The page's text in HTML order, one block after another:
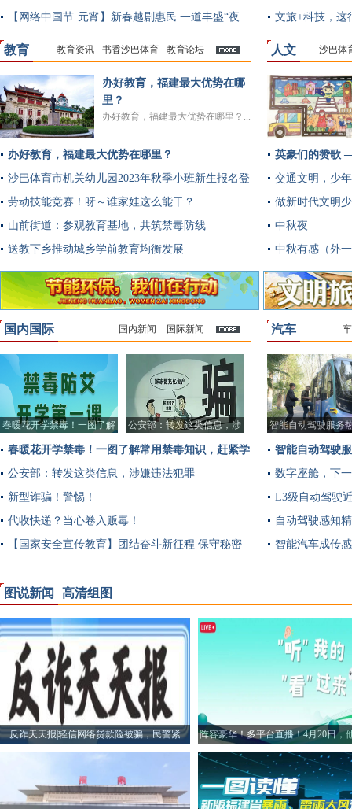
【网络中国节·元宵】新春越剧惠民 一道丰盛“夜
宴”
教育
多
教育资讯 书香沙巴体育 教育论坛
办好教育，福建最大优势在哪
里？
办好教育，福建最大优势在哪里？...
办好教育，福建最大优势在哪里？
沙巴体育市机关幼儿园2023年秋季小班新生报名登
记公告
劳动技能竞赛！呀～谁家娃这么能干？
山前街道：参观教育基地，共筑禁毒防线
送教下乡推动城乡学前教育均衡发展
文旅+科技，这
人文 沙巴体
英豪们的赞歌
交通文明，少
做新时代文明
中秋夜
中秋有感（外
国内国际 国内新闻 国际新闻
春暖花开学禁毒！一图了解
公安部：转发这类信息，涉
春暖花开学禁毒！一图了解常用禁毒知识，赶紧学
习收藏！
公安部：转发这类信息，涉嫌违法犯罪
新型诈骗！警惕！
代收快递？当心卷入贩毒！
【国家安全宣传教育】团结奋斗新征程 保守秘密
汽车
智能自动驾驶服务
智能自动驾驶
数字座舱，下
L3级自动驾驶
自动驾驶感知
智能汽车成传
图说新闻 高清组图
反诈天天报|轻信网络贷款险被骗，民警紧 阵容豪华！多平台直播！4月20日，